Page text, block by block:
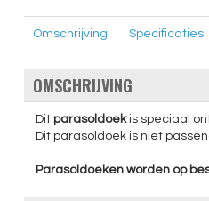
Omschrijving Specificaties
OMSCHRIJVING
Dit parasoldoekis speciaal
Dit parasoldoek is niet
Parasoldoeken worden op